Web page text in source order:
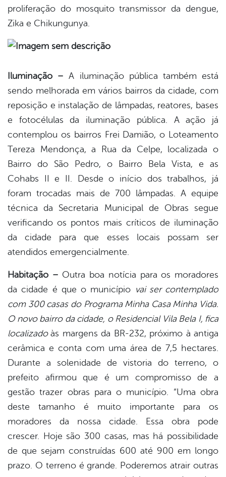
proliferação do mosquito transmissor da dengue,
Zika e Chikungunya.
Iluminação – A iluminação pública também está
sendo melhorada em vários bairros da cidade, com
reposição e instalação de lâmpadas, reatores, bases
e fotocélulas da iluminação pública. A ação já
contemplou os bairros Frei Damião, o Loteamento
Tereza Mendonça, a Rua da Celpe, localizada o
Bairro do São Pedro, o Bairro Bela Vista, e as
Cohabs II e II. Desde o início dos trabalhos, já
foram trocadas mais de 700 lâmpadas. A equipe
técnica da Secretaria Municipal de Obras segue
verificando os pontos mais críticos de iluminação
da cidade para que esses locais possam ser
atendidos emergencialmente.
Habitação – Outra boa notícia para os moradores
da cidade é que o município vai ser contemplado
com 300 casas do Programa Minha Casa Minha Vida.
O novo bairro da cidade, o Residencial Vila Bela I, fica
localizadoàs margens da BR-232, próximo à antiga
cerâmica e conta com uma área de 7,5 hectares.
Durante a solenidade de vistoria do terreno, o
prefeito afirmou que é um compromisso de a
gestão trazer obras para o município. “Uma obra
deste tamanho é muito importante para os
moradores da nossa cidade. Essa obra pode
crescer. Hoje são 300 casas, mas há possibilidade
de que sejam construídas 600 até 900 em longo
prazo. O terreno é grande. Poderemos atrair outras